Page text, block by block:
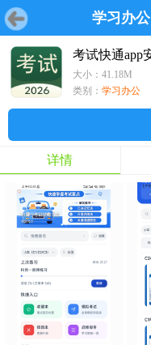
学习办公
首页 游戏
首页 游戏 软件 鸿蒙
游戏
鸿蒙
软件
考试快通app
大小：41.18M
类别： 学习办公
详情